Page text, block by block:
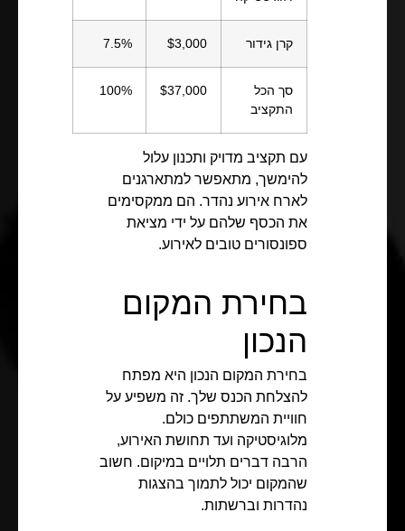
קרן גידור $3,000
7.5%
סך הכל
התקציב
$37,000
100%
עם תקציב מדויק ותכנון עלול
להימשך, מתאפשר למתארגנים
לארח אירוע נהדר. הם ממקסימים
את הכסף שלהם על ידי מציאת
ספונסורים טובים לאירוע.
בחירת המקום
הנכון
בחירת המקום הנכון היא מפתח
להצלחת הכנס שלך. זה משפיע על
חוויית המשתתפים כולם.
מלוגיסטיקה ועד תחושת האירוע,
הרבה דברים תלויים במיקום. חשוב
שהמקום יכול לתמוך בהצגות
נהדרות וברשתות.